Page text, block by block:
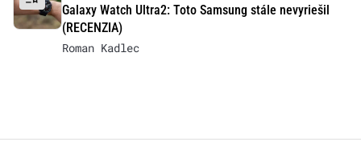
Galaxy Watch Ultra2: Toto Samsung stále nevyriešil
(RECENZIA)
Roman Kadlec